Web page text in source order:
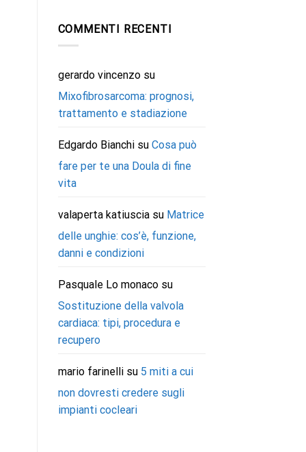
COMMENTI RECENTI
gerardo vincenzosu
Mixofibrosarcoma: prognosi,
trattamento e stadiazione
Edgardo Bianchisu Cosa può
fare per te una Doula di fine
vita
valaperta katiusciasu Matrice
delle unghie: cos’è, funzione,
danni e condizioni
Pasquale Lo monacosu
Sostituzione della valvola
cardiaca: tipi, procedura e
recupero
mario farinellisu 5 miti a cui
non dovresti credere sugli
impianti cocleari